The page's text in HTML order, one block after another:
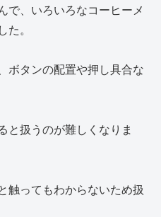
で、いろいろなコーヒーメ
。
ボタンの配置や押し具合な
と扱うのが難しくなりま
触ってもわからないため扱